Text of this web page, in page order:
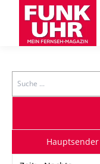
Search
Hauptsender